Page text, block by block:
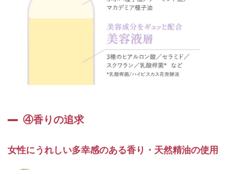
④香りの追求
女性にうれしい多幸感のある香り・天然精油の使用